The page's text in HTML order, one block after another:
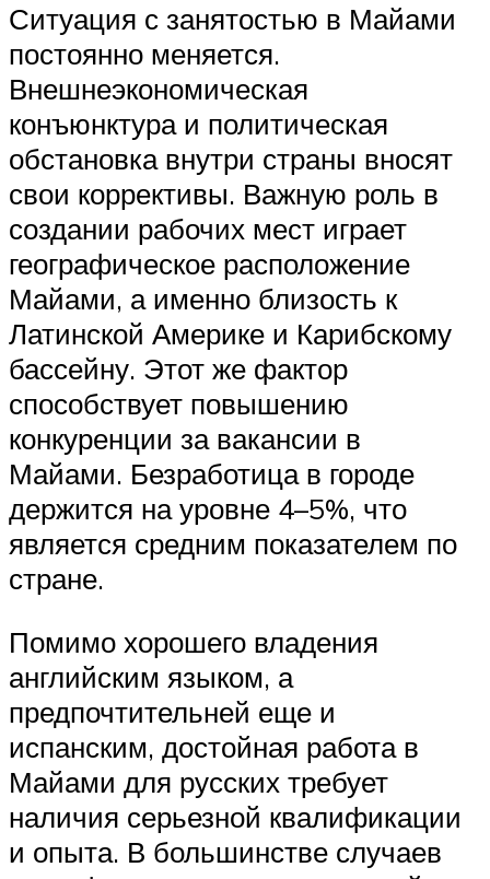
Ситуация с занятостью в Майами
постоянно меняется.
Внешнеэкономическая
конъюнктура и политическая
обстановка внутри страны вносят
свои коррективы. Важную роль в
создании рабочих мест играет
географическое расположение
Майами, а именно близость к
Латинской Америке и Карибскому
бассейну. Этот же фактор
способствует повышению
конкуренции за вакансии в
Майами. Безработица в городе
держится на уровне 4–5%, что
является средним показателем по
стране.
Помимо хорошего владения
английским языком, а
предпочтительней еще и
испанским, достойная работа в
Майами для русских требует
наличия серьезной квалификации
и опыта. В большинстве случаев